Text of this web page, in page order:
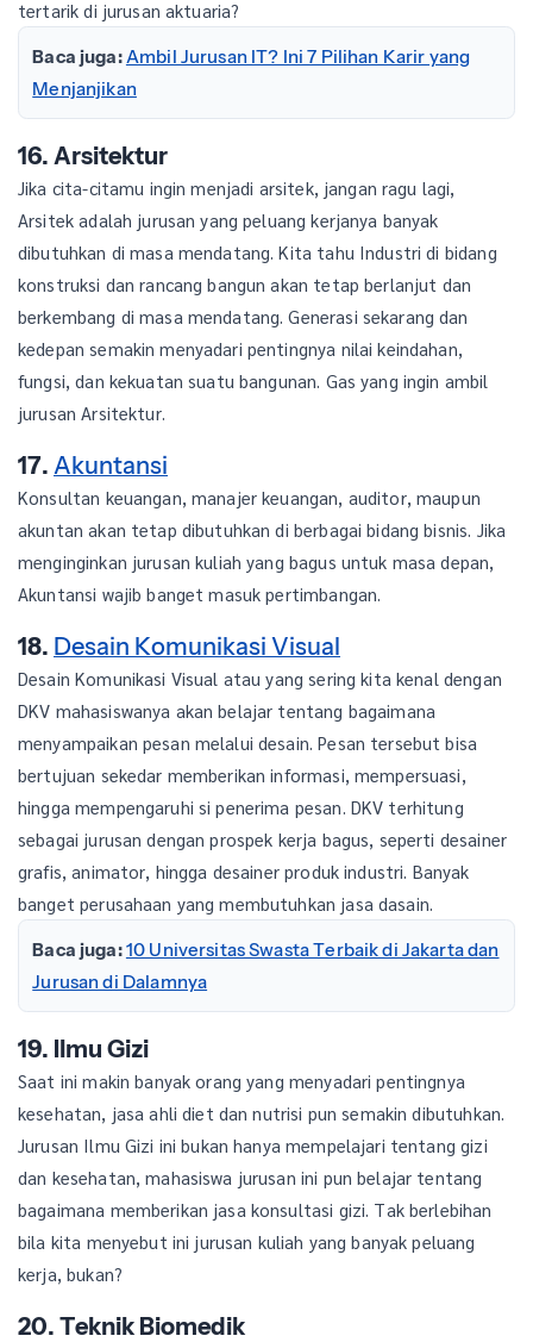
tertarik di jurusan aktuaria?
Baca juga:Ambil Jurusan IT? Ini 7 Pilihan Karir yang
Menjanjikan
16. Arsitektur
Jika cita-citamu ingin menjadi arsitek, jangan ragu lagi,
Arsitek adalah jurusan yang peluang kerjanya banyak
dibutuhkan di masa mendatang. Kita tahu Industri di bidang
konstruksi dan rancang bangun akan tetap berlanjut dan
berkembang di masa mendatang. Generasi sekarang dan
kedepan semakin menyadari pentingnya nilai keindahan,
fungsi, dan kekuatan suatu bangunan. Gas yang ingin ambil
jurusan Arsitektur.
17. Akuntansi
Konsultan keuangan, manajer keuangan, auditor, maupun
akuntan akan tetap dibutuhkan di berbagai bidang bisnis. Jika
menginginkan jurusan kuliah yang bagus untuk masa depan,
Akuntansi wajib banget masuk pertimbangan.
18. Desain Komunikasi Visual
Desain Komunikasi Visual atau yang sering kita kenal dengan
DKV mahasiswanya akan belajar tentang bagaimana
menyampaikan pesan melalui desain. Pesan tersebut bisa
bertujuan sekedar memberikan informasi, mempersuasi,
hingga mempengaruhi si penerima pesan. DKV terhitung
sebagai jurusan dengan prospek kerja bagus, seperti desainer
grafis, animator, hingga desainer produk industri. Banyak
banget perusahaan yang membutuhkan jasa dasain.
Baca juga:10 Universitas Swasta Terbaik di Jakarta dan
Jurusan di Dalamnya
19. Ilmu Gizi
Saat ini makin banyak orang yang menyadari pentingnya
kesehatan, jasa ahli diet dan nutrisi pun semakin dibutuhkan.
Jurusan Ilmu Gizi ini bukan hanya mempelajari tentang gizi
dan kesehatan, mahasiswa jurusan ini pun belajar tentang
bagaimana memberikan jasa konsultasi gizi. Tak berlebihan
bila kita menyebut ini jurusan kuliah yang banyak peluang
kerja, bukan?
20. Teknik Biomedik